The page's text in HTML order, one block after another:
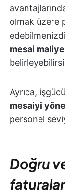
olmak üzere
mesai
Ayrıca,
mesaiyi
personel
Doğru